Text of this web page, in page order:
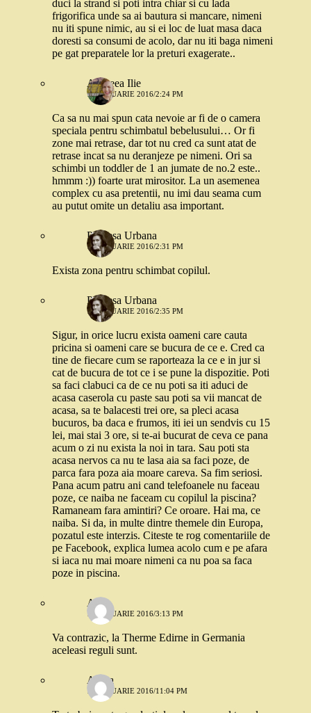
duci la strand si poti intra chiar si cu lada
frigorifica unde sa ai bautura si mancare, nimeni
nu iti spune nimic, au si ei loc de luat masa daca
doresti sa consumi de acolo, dar nu iti baga nimeni
pe gat preparatele lor la preturi exagerate..
Andreea Ilie
14 IANUARIE 2016/2:24 PM
Ca sa nu mai spun cata nevoie ar fi de o camera
speciala pentru schimbatul bebelusului… Or fi
zone mai retrase, dar tot nu cred ca sunt atat de
retrase incat sa nu deranjeze pe nimeni. Ori sa
schimbi un toddler de 1 an jumate de no.2 este..
hmmm :)) foarte urat mirositor. La un asemenea
complex cu asa pretentii, nu imi dau seama cum
au putut omite un detaliu asa important.
Printesa Urbana
14 IANUARIE 2016/2:31 PM
Exista zona pentru schimbat copilul.
Printesa Urbana
14 IANUARIE 2016/2:35 PM
Sigur, in orice lucru exista oameni care cauta
pricina si oameni care se bucura de ce e. Cred ca
tine de fiecare cum se raporteaza la ce e in jur si
cat de bucura de tot ce i se pune la dispozitie. Poti
sa faci clabuci ca de ce nu poti sa iti aduci de
acasa caserola cu paste sau poti sa vii mancat de
acasa, sa te balacesti trei ore, sa pleci acasa
bucuros, ba daca e frumos, iti iei un sendvis cu 15
lei, mai stai 3 ore, si te-ai bucurat de ceva ce pana
acum o zi nu exista la noi in tara. Sau poti sta
acasa nervos ca nu te lasa aia sa faci poze, de
parca fara poza aia moare careva. Sa fim seriosi.
Pana acum patru ani cand telefoanele nu faceau
poze, ce naiba ne faceam cu copilul la piscina?
Ramaneam fara amintiri? Ce oroare. Hai ma, ce
naiba. Si da, in multe dintre themele din Europa,
pozatul este interzis. Citeste te rog comentariile de
pe Facebook, explica lumea acolo cum e pe afara
si iaca nu mai moare nimeni ca nu poa sa faca
poze in piscina.
Ana
14 IANUARIE 2016/3:13 PM
Va contrazic, la Therme Edirne in Germania
aceleasi reguli sunt.
Adina
14 IANUARIE 2016/11:04 PM